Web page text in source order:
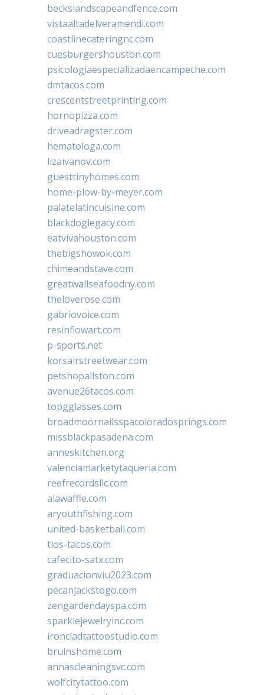
beckslandscapeandfence.com
vistaaltadelveramendi.com
coastlinecateringnc.com
cuesburgershouston.com
psicologiaespecializadaencampeche.com
dmtacos.com
crescentstreetprinting.com
hornopizza.com
driveadragster.com
hematologa.com
lizaivanov.com
guesttinyhomes.com
home-plow-by-meyer.com
palatelatincuisine.com
blackdoglegacy.com
eatvivahouston.com
thebigshowok.com
chimeandstave.com
greatwallseafoodny.com
theloverose.com
gabriovoice.com
resinflowart.com
p-sports.net
korsairstreetwear.com
petshopallston.com
avenue26tacos.com
topgglasses.com
broadmoornailsspacoloradosprings.com
missblackpasadena.com
anneskitchen.org
valenciamarketytaqueria.com
reefrecordsllc.com
alawaffle.com
aryouthfishing.com
united-basketball.com
tios-tacos.com
cafecito-satx.com
graduacionviu2023.com
pecanjackstogo.com
zengardendayspa.com
sparklejewelryinc.com
ironcladtattoostudio.com
bruinshome.com
annascleaningsvc.com
wolfcitytattoo.com